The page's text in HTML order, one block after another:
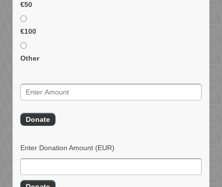
€50
€100
Other
Enter Donation Amount (EUR)